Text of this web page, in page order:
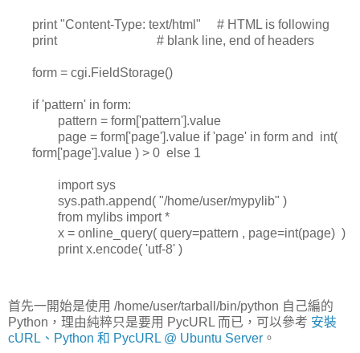
print "Content-Type: text/html" # HTML is following
print # blank line, end of headers
form = cgi.FieldStorage()
if 'pattern' in form:
pattern = form['pattern'].value
page = form['page'].value if 'page' in form and int(
form['page'].value ) > 0 else 1
import sys
sys.path.append( "/home/user/mypylib" )
from mylibs import *
x = online_query( query=pattern , page=int(page) )
print x.encode( 'utf-8' )
首先一開始是使用 /home/user/tarball/bin/python 自己編的
Python，理由純粹只是要用 PycURL 而已，可以參考 安裝
cURL、Python 和 PycURL @ Ubuntu Server 。